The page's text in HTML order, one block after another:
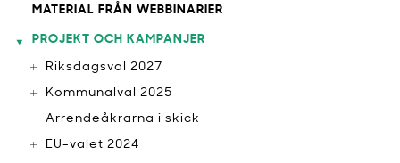
MATERIAL FRÅN WEBBINARIER
PROJEKT OCH KAMPANJER
Riksdagsval 2027
Kommunalval 2025
Arrendeåkrarna i skick
EU-valet 2024